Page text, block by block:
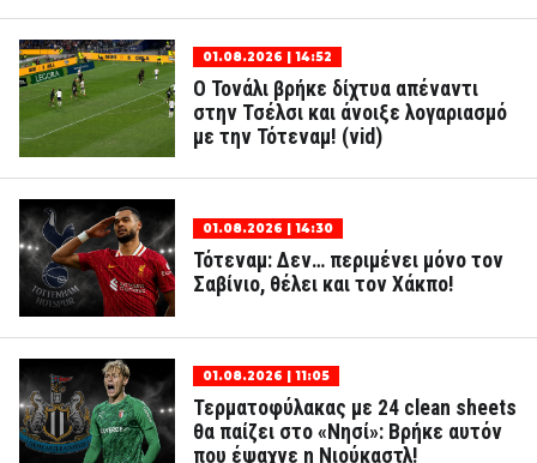
01.08.2026 | 14:52
Ο Τονάλι βρήκε δίχτυα απέναντι
στην Τσέλσι και άνοιξε λογαριασμό
με την Τότεναμ! (vid)
01.08.2026 | 14:30
Τότεναμ: Δεν… περιμένει μόνο τον
Σαβίνιο, θέλει και τον Χάκπο!
01.08.2026 | 11:05
Τερματοφύλακας με 24 clean sheets
θα παίζει στο «Νησί»: Βρήκε αυτόν
που έψαχνε η Νιούκαστλ!